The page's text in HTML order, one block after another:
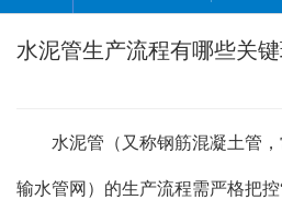
水泥管生产流程有哪些关
水泥管（又称钢筋混凝土管，
输水管网）的生产流程需严格把